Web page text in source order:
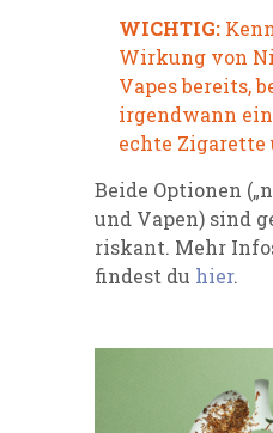
WICHTIG:
Wirkung von
Vapes bereits,
irgendwann
echte Zigarette
Beide Optionen
und Vapen) sind
riskant. Mehr
findest du hier.